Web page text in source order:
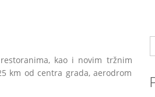
kao i novim tržnim
km od centra grada, aerodrom